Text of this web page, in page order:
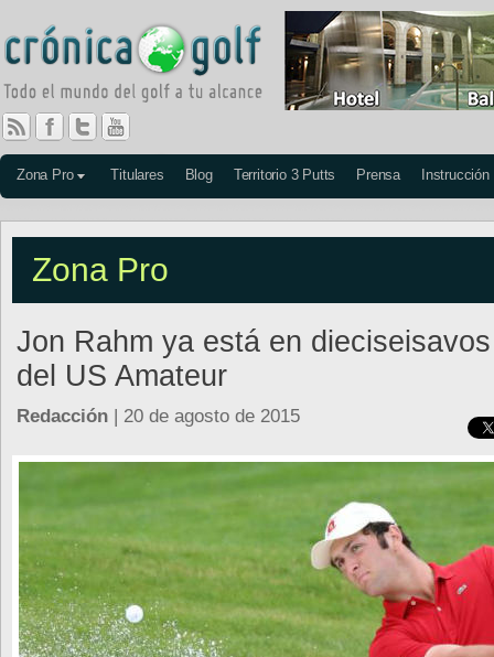
Zona Pro Titulares Blog Territorio 3 Putts Prensa Instrucción
Zona Pro
Jon Rahm ya está en dieciseisavos
del US Amateur
Redacción | 20 de agosto de 2015